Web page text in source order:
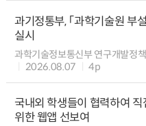
과기정통부, 「과학기술원 부
실시
과학기술정보통신부 연구개발정
2026.08.07
4p
국내외 학생들이 협력하여 직
위한 웹앱 선보여